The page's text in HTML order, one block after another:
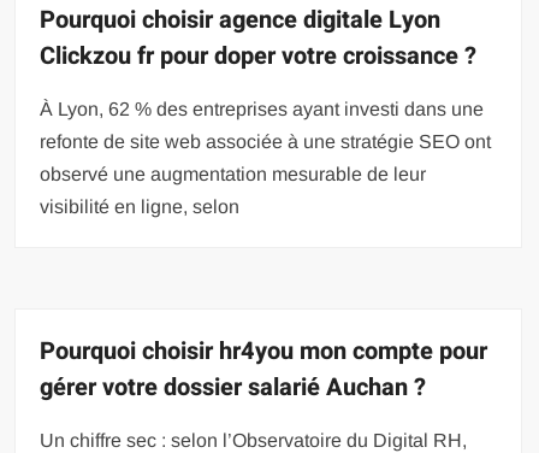
Pourquoi choisir agence digitale Lyon
Clickzou fr pour doper votre croissance ?
À Lyon, 62 % des entreprises ayant investi dans une
refonte de site web associée à une stratégie SEO ont
observé une augmentation mesurable de leur
visibilité en ligne, selon
Pourquoi choisir hr4you mon compte pour
gérer votre dossier salarié Auchan ?
Un chiffre sec : selon l’Observatoire du Digital RH,